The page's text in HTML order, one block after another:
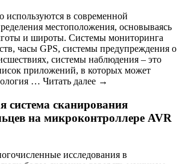
используются в современной
местоположения, основываясь
и широты. Системы мониторинга
часы GPS, системы предупреждения о
системы наблюдения – это
приложений, в которых может
… Читать далее →
система сканирования
на микроконтроллере AVR
исследования в